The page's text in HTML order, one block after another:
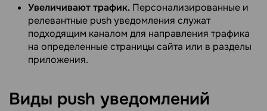
Увеличивают трафик. Персонализированные и
релевантные push уведомления служат
подходящим каналом для направления трафика
на определенные страницы сайта или в разделы
приложения.
Виды push уведомлений